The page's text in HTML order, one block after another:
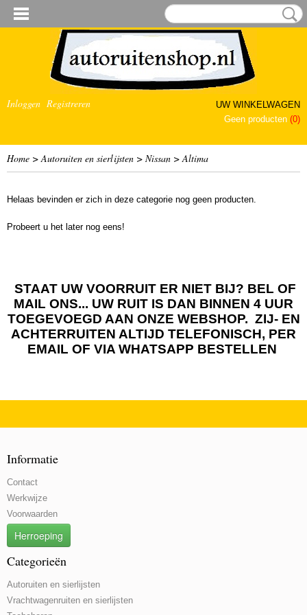
Inloggen Registreren
UW WINKELWAGEN
Geen producten (0)
Home >Autoruiten en sierlijsten > Nissan >Altima
Helaas bevinden er zich in deze categorie nog geen producten.
Probeert u het later nog eens!
STAAT UW VOORRUIT ER NIET BIJ? BEL OF
MAIL ONS... UW RUIT IS DAN BINNEN 4 UUR
TOEGEVOEGD AAN ONZE WEBSHOP. ZIJ- EN
ACHTERRUITEN ALTIJD TELEFONISCH, PER
EMAIL OF VIA WHATSAPP BESTELLEN
Informatie
Contact
Werkwijze
Voorwaarden
Herroeping
Categorieën
Autoruiten en sierlijsten
Vrachtwagenruiten en sierlijsten